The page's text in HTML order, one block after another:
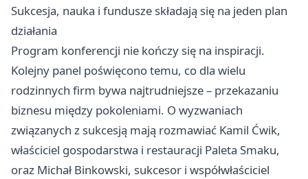
Sukcesja, nauka i fundusze składają się na jeden plan
działania
Program konferencji nie kończy się na inspiracji.
Kolejny panel poświęcono temu, co dla wielu
rodzinnych firm bywa najtrudniejsze – przekazaniu
biznesu między pokoleniami. O wyzwaniach
związanych z sukcesją mają rozmawiać Kamil Ćwik,
właściciel gospodarstwa i restauracji Paleta Smaku,
oraz Michał Binkowski, sukcesor i współwłaściciel